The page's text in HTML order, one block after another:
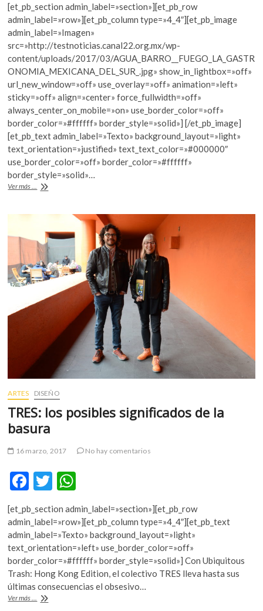
e
b
o
o
k
itt
er
at
s
A
p
p
[et_pb_section admin_label=»section»][et_pb_row
admin_label=»row»][et_pb_column type=»4_4″][et_pb_image
admin_label=»Imagen»
src=»http://testnoticias.canal22.org.mx/wp-
content/uploads/2017/03/AGUA_BARRO__FUEGO_LA_GASTR
ONOMIA_MEXICANA_DEL_SUR_.jpg» show_in_lightbox=»off»
url_new_window=»off» use_overlay=»off» animation=»left»
sticky=»off» align=»center» force_fullwidth=»off»
always_center_on_mobile=»on» use_border_color=»off»
border_color=»#ffffff» border_style=»solid»] [/et_pb_image]
[et_pb_text admin_label=»Texto» background_layout=»light»
text_orientation=»justified» text_text_color=»#000000″
use_border_color=»off» border_color=»#ffffff»
border_style=»solid»…
Ver más ...
La
hecha
de
«Agua,
barro
y
fuego»
ARTES DISEÑO
TRES: los posibles significados de la
basura
16 marzo, 2017 No hay comentarios
F
e
b
o
o
k
T
w
itt
er
h
at
s
A
p
p
[et_pb_section admin_label=»section»][et_pb_row
admin_label=»row»][et_pb_column type=»4_4″][et_pb_text
admin_label=»Texto» background_layout=»light»
text_orientation=»left» use_border_color=»off»
border_color=»#ffffff» border_style=»solid»] Con Ubiquitous
Trash: Hong Kong Edition, el colectivo TRES lleva hasta sus
últimas consecuencias el obsesivo…
Ver más ... TRES: